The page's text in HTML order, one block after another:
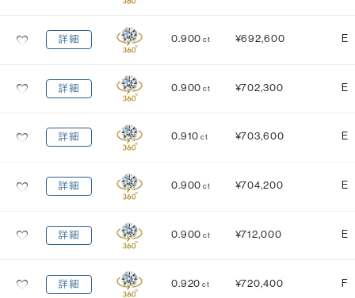
詳細 0.900 ct ¥692,600 E
詳細 0.900 ct ¥702,300 E
詳細 0.910 ct ¥703,600 E
詳細 0.900 ct ¥704,200 E
詳細 0.900 ct ¥712,000 E
詳細 0.920 ct ¥720,400 F